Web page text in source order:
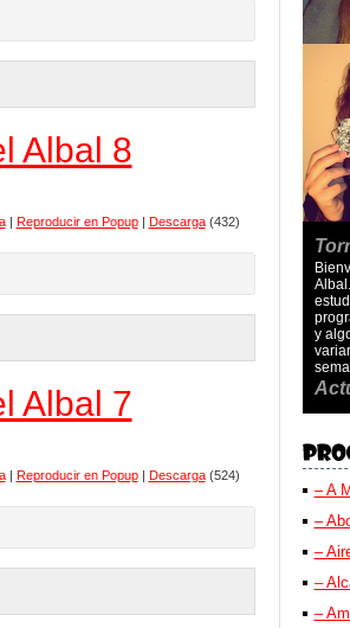
Albal 8
| Reproducir en Popup| Descarga(432)
Albal 7
| Reproducir en Popup| Descarga(524)
y
– A
–
–
–
–